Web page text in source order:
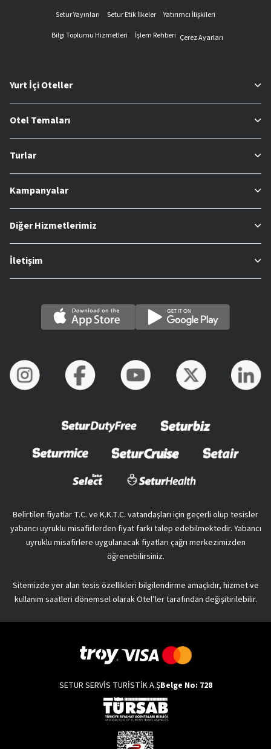
Setur Yayınları
Setur Etik İlkeler
Yatırımcı İlişkileri
Bilgi Toplumu Hizmetleri
İşlem Rehberi Çerez Ayarları
Yurt İçi Oteller
Otel Temaları
Turlar
Kampanyalar
Diğer Hizmetlerimiz
İletişim
Belirtilen fiyatlar T.C. ve K.K.T.C. vatandaşları için geçerli olup tesisler
yabancı uyruklu misafirlerden fiyat farkı talep edebilmektedir. Yabancı
uyruklu misafirlere uygulanacak fiyatları çağrı merkezimizden
öğrenebilirsiniz.
Sitemizde yer alan tesis özellikleri bilgilendirme amaçlıdır, hizmet ve
kullanım saatleri dönemsel olarak Otel’ler tarafından değişitirilebilir.
SETUR SERVİS TURİSTİK A.ŞBelge No: 728